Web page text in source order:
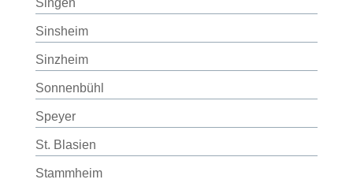
Singen
Sinsheim
Sinzheim
Sonnenbühl
Speyer
St. Blasien
Stammheim